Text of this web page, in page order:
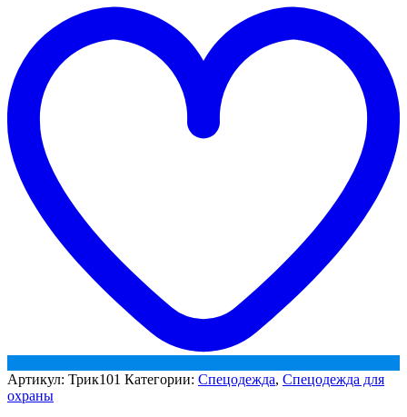
сотрудников
охранных
предприятий
синий
круглым
вырезом
Артикул: Трик101 Категории: Спецодежда, Спецодежда для
охраны